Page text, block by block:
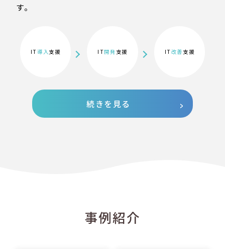
す。
IT導入 支援 IT開発 支援 IT改善 支援
続きを見る
事例紹介